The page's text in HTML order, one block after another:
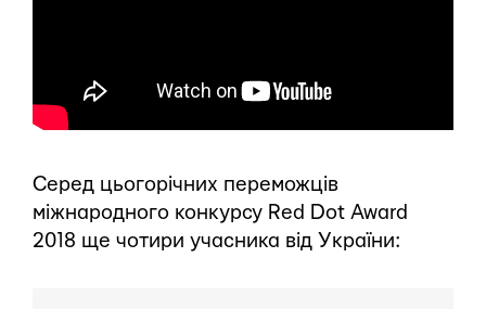
Серед цьогорічних переможців
міжнародного конкурсу Red Dot Award
2018 ще чотири учасника від України: